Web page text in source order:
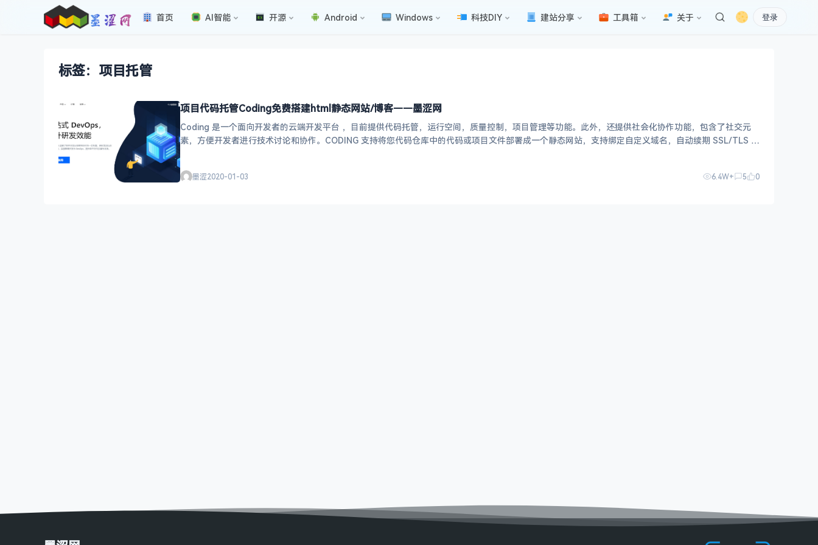
首页 AI智能 开源 Android Windows 科技DIY 建站分享 工具箱 关于 登录
标签：项目托管
项目代码托管Coding免费搭建html静态网站/博客——墨涩网
Coding 是一个面向开发者的云端开发平台 ，目前提供代码托管，运行空间，质量控制，项目管理等功能。此外，还提供社会化协作功能，包含了社交元
素，方便开发者进行技术讨论和协作。CODING 支持将您代码仓库中的代码或项目文件部署成一个静态网站，支持绑定自定义域名，自动续期 SSL/TLS 证
墨涩2020-01-03 6.4W+ 5 0